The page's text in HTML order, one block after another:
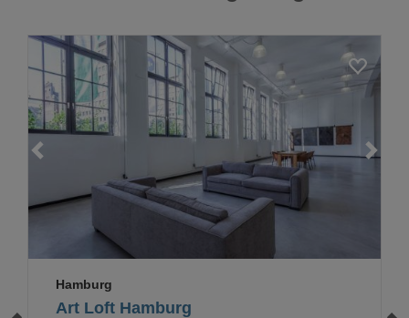
Art Loft Hamburg
Hamburg